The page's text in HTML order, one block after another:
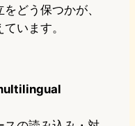
どう保つかが、
います。